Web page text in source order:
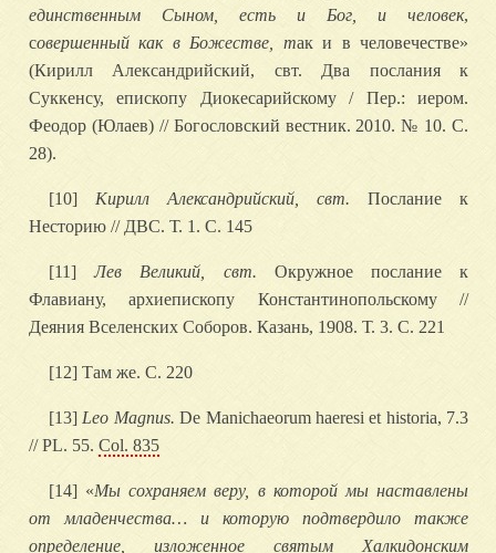
единственным Сыном, есть и Бог, и человек,
совершенный как в Божестве, так и в человечестве»
(Кирилл Александрийский, свт. Два послания к
Суккенсу, епископу Диокесарийскому / Пер.: иером.
Феодор (Юлаев) // Богословский вестник. 2010. № 10. С.
28).
[10] Кирилл Александрийский, свт. Послание к
Несторию // ДВС. Т. 1. С. 145
[11]Лев Великий, свт. Окружное послание к
Флавиану, архиепископу Константинопольскому //
Деяния Вселенских Соборов. Казань, 1908. Т. 3. С. 221
[12] Там же. С. 220
[13] Leo Magnus. De Manichaeorum haeresi et historia, 7.3
// PL. 55. Col. 835
[14] «Мы сохраняем веру, в которой мы наставлены
от младенчества… и которую подтвердило также
определение, изложенное святым Халкидонским